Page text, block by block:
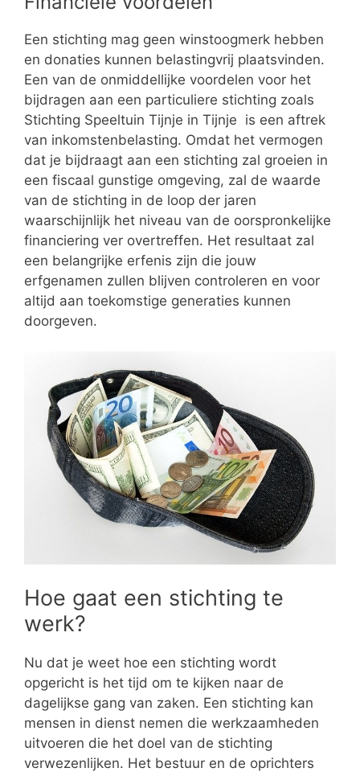
Een stichting mag geen winstoogmerk hebben
en donaties kunnen belastingvrij plaatsvinden.
Een van de onmiddellijke voordelen voor het
bijdragen aan een particuliere stichting zoals
Stichting Speeltuin Tijnje in Tijnje is een aftrek
van inkomstenbelasting. Omdat het vermogen
dat je bijdraagt aan een stichting zal groeien in
een fiscaal gunstige omgeving, zal de waarde
van de stichting in de loop der jaren
waarschijnlijk het niveau van de oorspronkelijke
financiering ver overtreffen. Het resultaat zal
een belangrijke erfenis zijn die jouw
erfgenamen zullen blijven controleren en voor
altijd aan toekomstige generaties kunnen
doorgeven.
Hoe gaat een stichting te
werk?
Nu dat je weet hoe een stichting wordt
opgericht is het tijd om te kijken naar de
dagelijkse gang van zaken. Een stichting kan
mensen in dienst nemen die werkzaamheden
uitvoeren die het doel van de stichting
verwezenlijken. Het bestuur en de oprichters